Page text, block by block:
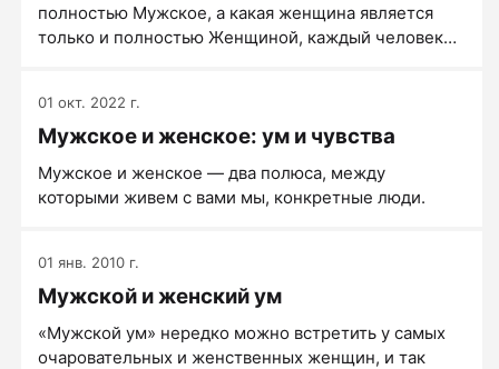
полностью Мужское, а какая женщина является
только и полностью Женщиной, каждый человек
01 окт. 2022 г.
Мужское и женское: ум и чувства
Мужское и женское — два полюса, между
которыми живем с вами мы, конкретные люди.
01 янв. 2010 г.
Мужской и женский ум
«Мужской ум» нередко можно встретить у самых
очаровательных и женственных женщин, и так